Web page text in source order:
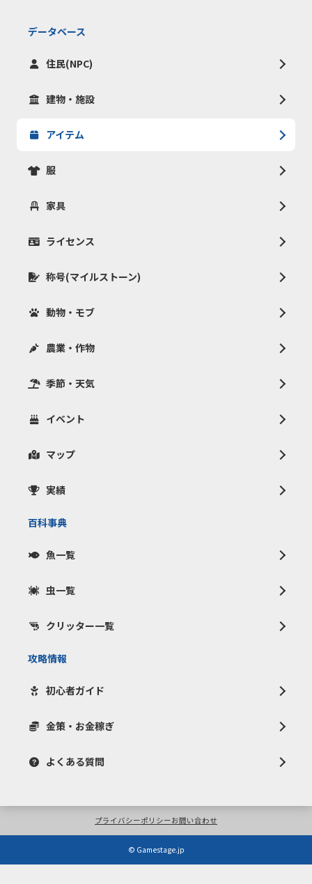
データベース
住民(NPC)
建物・施設
アイテム
服
家具
ライセンス
称号(マイルストーン)
動物・モブ
農業・作物
季節・天気
イベント
マップ
実績
百科事典
魚一覧
虫一覧
クリッター一覧
攻略情報
初心者ガイド
金策・お金稼ぎ
よくある質問
プライバシーポリシーお問い合わせ
© Gamestage.jp